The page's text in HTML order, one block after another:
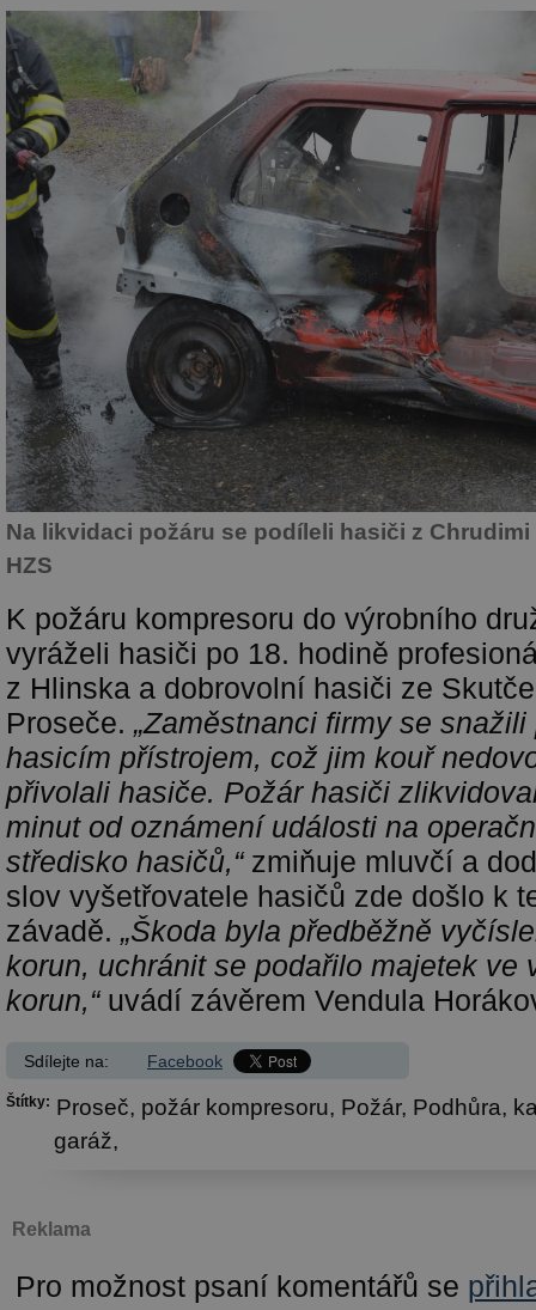
Na likvidaci požáru se podíleli hasiči z
HZS
K požáru kompresoru do výrobního
vyráželi hasiči po 18. hodině
z Hlinska a dobrovolní hasiči ze
Proseče. „Zaměstnanci firmy se
hasicím přístrojem, což jim kouř
přivolali hasiče. Požár hasiči
minut od oznámení události na
středisko hasičů,“zmiňuje mluvčí a
slov vyšetřovatele hasičů zde došlo k
závadě. „Škoda byla předběžně
korun, uchránit se podařilo majetek ve
korun,“uvádí závěrem Vendula
Sdílejte na: Facebook
Štítky: Proseč, požár kompresoru, Požár, Podhůra,
garáž,
Reklama
Pro možnost psaní komentářů se